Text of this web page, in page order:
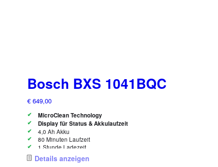
Bosch BXS 1041BQC
€649,00
MicroClean Technology
Display für Status & Akkulaufzeit
4,0 Ah Akku
80 Minuten Laufzeit
1 Stunde Ladezeit
6 Reinigungsmodi
EasyEmpty Staubbox
Details anzeigen